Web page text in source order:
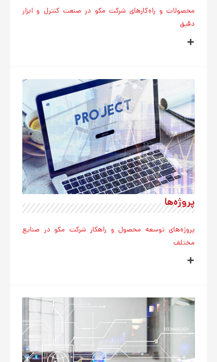
محصولات و راه‌کارهای شرکت مکو در صنعت کنترل و ابزار
دقیق
پروژه‌ها
پروژه‌های توسعه محصول و راهکار شرکت مکو در صنایع
مختلف